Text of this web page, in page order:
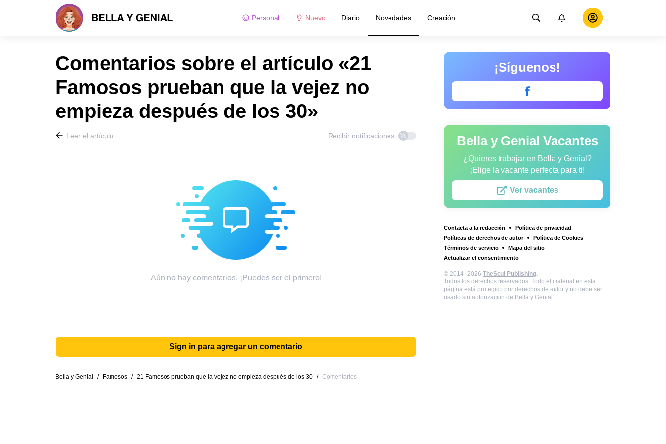
Personal Nuevo Diario Novedades Creación
¡Síguenos!
Bella y Genial Vacantes
¿Quieres trabajar en Bella y Genial?
¡Elige la vacante perfecta para ti!
Ver vacantes
Contacta a la redacción
Política de privacidad
Políticas de derechos de autor
Política de Cookies
Términos de servicio
Mapa del sitio
Actualizar el consentimiento
© 2014–2026 TheSoul Publishing.
Todos los derechos reservados. Todo el material en esta
página está protegido por derechos de autor y no debe ser
usado sin autorización de Bella y Genial
Comentarios sobre el artículo «21
Famosos prueban que la vejez no
empieza después de los 30»
Leer el artículo Recibir notificaciones
Aún no hay comentarios. ¡Puedes ser el primero!
Sign in para agregar un comentario
Bella y Genial / Famosos / 21 Famosos prueban que la vejez no empieza después de los 30 / Comentarios